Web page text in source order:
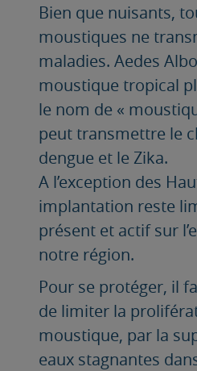
Bien que nuisants,
moustiques ne
maladies. Aedes
moustique tropical
le nom de «
peut transmettre le
dengue et le Zika.
A l’exception des
implantation reste
présent et actif sur
notre région.
Pour se protéger, il
de limiter la
moustique, par la
eaux stagnantes